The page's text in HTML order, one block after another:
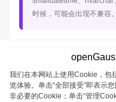
时候，可能会出现不兼容。
我们在本网站上使用Cookie，包
览体验。单击“全部接受”即表示
非必要的Cookie；单击“管理